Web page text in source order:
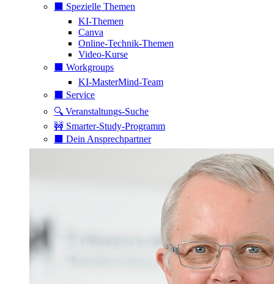
⬛️ Spezielle Themen
KI-Themen
Canva
Online-Technik-Themen
Video-Kurse
⬛️ Workgroups
KI-MasterMind-Team
⬛️ Service
🔍 Veranstaltungs-Suche
🚧 Smarter-Study-Programm
⬛️ Dein Ansprechpartner